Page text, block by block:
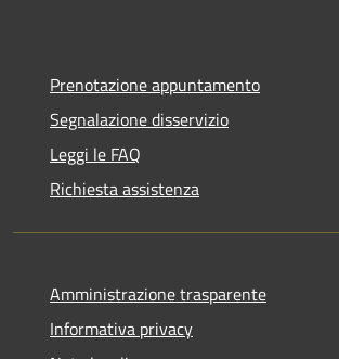
Prenotazione appuntamento
Segnalazione disservizio
Leggi le FAQ
Richiesta assistenza
Amministrazione trasparente
Informativa privacy